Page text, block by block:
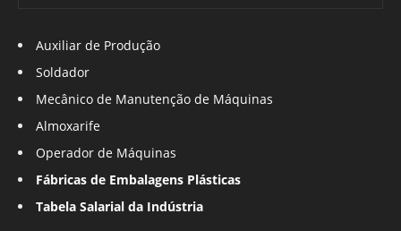
Auxiliar de Produção
Soldador
Mecânico de Manutenção de Máquinas
Almoxarife
Operador de Máquinas
Fábricas de Embalagens Plásticas
Tabela Salarial da Indústria